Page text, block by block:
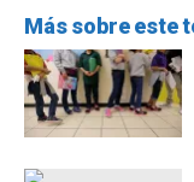
Más sobre este